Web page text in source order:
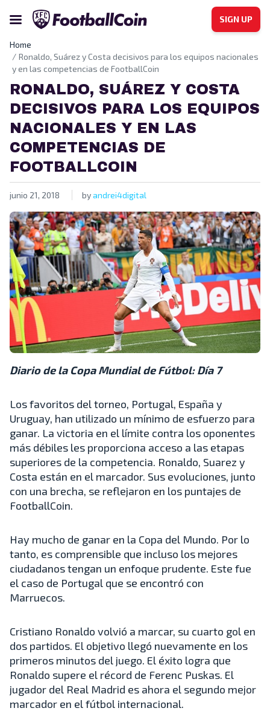
SIGN UP
Home
Ronaldo, Suárez y Costa decisivos para los equipos nacionales
y en las competencias de FootballCoin
RONALDO, SUÁREZ Y COSTA
DECISIVOS PARA LOS EQUIPOS
NACIONALES Y EN LAS
COMPETENCIAS DE
FOOTBALLCOIN
junio 21, 2018 byandrei4digital
Diario de la Copa Mundial de Fútbol: Día 7
Los favoritos del torneo, Portugal, España y
Uruguay, han utilizado un mínimo de esfuerzo para
ganar. La victoria en el límite contra los oponentes
más débiles les proporciona acceso a las etapas
superiores de la competencia. Ronaldo, Suarez y
Costa están en el marcador. Sus evoluciones, junto
con una brecha, se reflejaron en los puntajes de
FootballCoin.
Hay mucho de ganar en la Copa del Mundo. Por lo
tanto, es comprensible que incluso los mejores
ciudadanos tengan un enfoque prudente. Este fue
el caso de Portugal que se encontró con
Marruecos.
Cristiano Ronaldo volvió a marcar, su cuarto gol en
dos partidos. El objetivo llegó nuevamente en los
primeros minutos del juego. El éxito logra que
Ronaldo supere el récord de Ferenc Puskas. El
jugador del Real Madrid es ahora el segundo mejor
marcador en el fútbol internacional.